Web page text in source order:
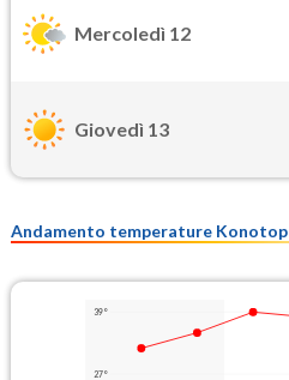
Mercoledì 12
Giovedì 13
Andamento temperature Konotop
39°
27°